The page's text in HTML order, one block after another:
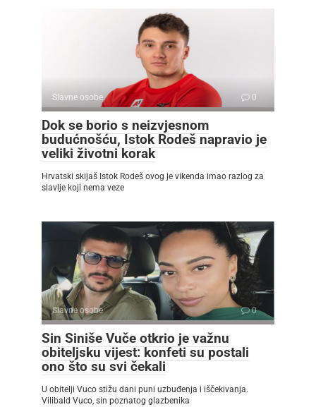
Slavne osobe 0
Dok se borio s neizvjesnom
budućnošću, Istok Rodeš napravio je
veliki životni korak
Hrvatski skijaš Istok Rodeš ovog je vikenda imao razlog za
slavlje koji nema veze
Slavne osobe 0
Sin Siniše Vuče otkrio je važnu
obiteljsku vijest: konfeti su postali
ono što su svi čekali
U obitelji Vuco stižu dani puni uzbuđenja i iščekivanja.
Vilibald Vuco, sin poznatog glazbenika